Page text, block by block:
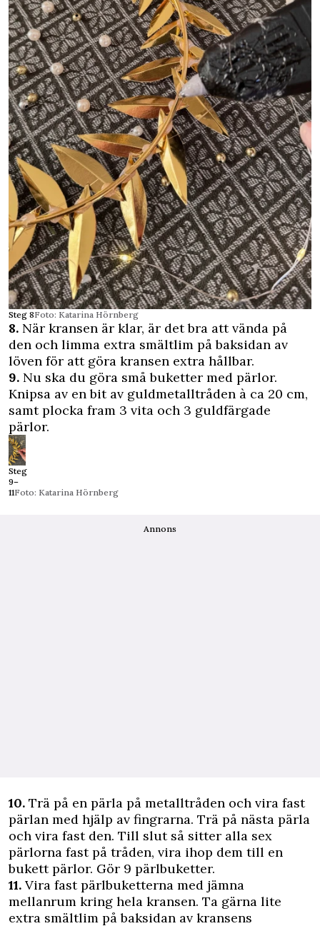
Steg 8Foto: Katarina Hörnberg
8. När kransen är klar, är det bra att vända på
den och limma extra smältlim på baksidan av
löven för att göra kransen extra hållbar.
9. Nu ska du göra små buketter med pärlor.
Knipsa av en bit av guldmetalltråden à ca 20 cm,
samt plocka fram 3 vita och 3 guldfärgade
pärlor.
Steg
9–
11Foto: Katarina Hörnberg
Annons
10. Trä på en pärla på metall­tråden och vira fast
pärlan med hjälp av fingrarna. Trä på nästa pärla
och vira fast den. Till slut så sitter alla sex
pärlorna fast på tråden, vira ihop dem till en
bukett pärlor. Gör 9 pärlbuketter.
11. Vira fast pärlbuketterna med jämna
mellanrum kring hela kransen. Ta gärna lite
extra smältlim på baksidan av kransens